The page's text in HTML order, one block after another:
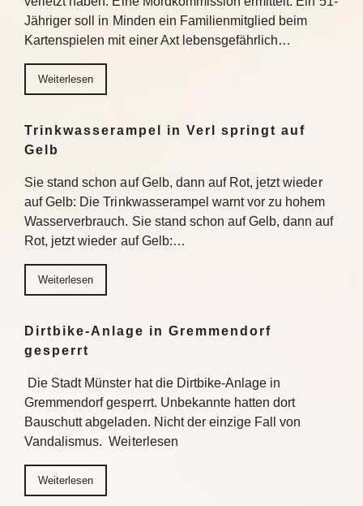
Jähriger soll in Minden ein Familienmitglied beim
Kartenspielen mit einer Axt lebensgefährlich…
Weiterlesen
Trinkwasserampel in Verl springt auf
Gelb
Sie stand schon auf Gelb, dann auf Rot, jetzt wieder
auf Gelb: Die Trinkwasserampel warnt vor zu hohem
Wasserverbrauch. Sie stand schon auf Gelb, dann auf
Rot, jetzt wieder auf Gelb:…
Weiterlesen
Dirtbike-Anlage in Gremmendorf
gesperrt
Die Stadt Münster hat die Dirtbike-Anlage in
Gremmendorf gesperrt. Unbekannte hatten dort
Bauschutt abgeladen. Nicht der einzige Fall von
Vandalismus. Weiterlesen
Weiterlesen